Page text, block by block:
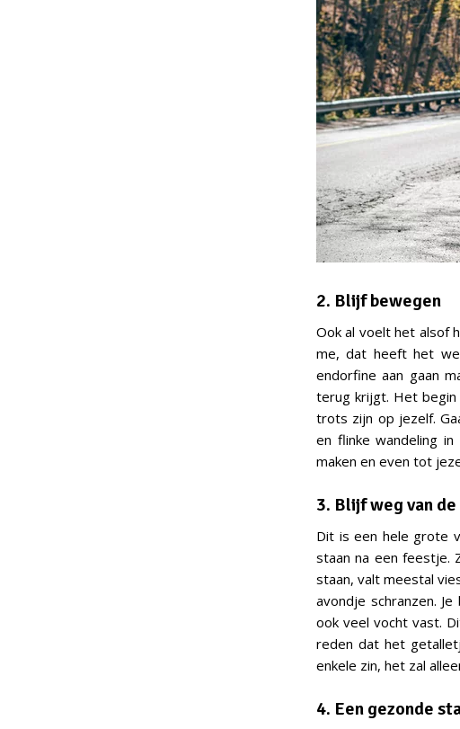
2. Blijf bewegen
Ook al voelt het alsof
me, dat heeft het
endorfine aan gaan
terug krijgt. Het begin
trots zijn op jezelf.
en flinke wandeling
maken en even tot
3. Blijf weg van
Dit is een hele grote
staan na een feestje.
staan, valt meestal
avondje schranzen.
ook veel vocht vast.
reden dat het
enkele zin, het zal
4. Een gezonde